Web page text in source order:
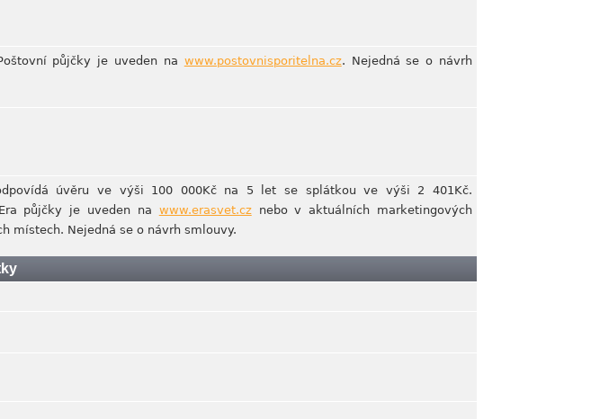
půjčky je uveden na www.postovnisporitelna.cz. Nejedná se o návrh
úvěru ve výši 100 000Kč na 5 let se splátkou ve výši 2 401Kč.
půjčky je uveden na www.erasvet.cznebo v aktuálních marketingových
místech. Nejedná se o návrh smlouvy.